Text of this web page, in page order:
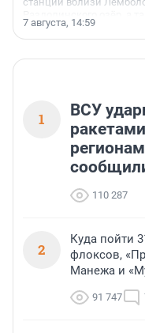
недалеко от Большого
водопада.
7 августа, 14:59
1
ВСУ
110 287
2
Куда пойти
флоксов,
Манежа и
91 747